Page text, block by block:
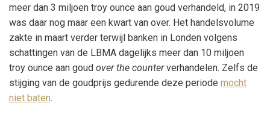
meer dan 3 miljoen troy ounce aan goud verhandeld, in 2019
was daar nog maar een kwart van over. Het handelsvolume
zakte in maart verder terwijl banken in Londen volgens
schattingen van de LBMA dagelijks meer dan 10 miljoen
troy ounce aan goud over the counterverhandelen. Zelfs de
stijging van de goudprijs gedurende deze periode mocht
niet baten.